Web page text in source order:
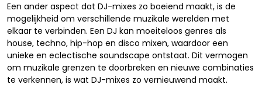
Een ander aspect dat DJ-mixes zo boeiend maakt, is de
mogelijkheid om verschillende muzikale werelden met
elkaar te verbinden. Een DJ kan moeiteloos genres als
house, techno, hip-hop en disco mixen, waardoor een
unieke en eclectische soundscape ontstaat. Dit vermogen
om muzikale grenzen te doorbreken en nieuwe combinaties
te verkennen, is wat DJ-mixes zo vernieuwend maakt.